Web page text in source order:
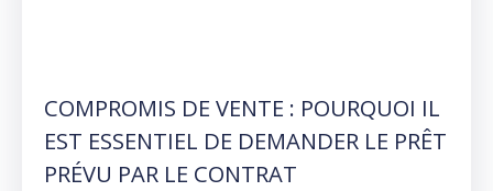
COMPROMIS DE VENTE : POURQUOI IL
EST ESSENTIEL DE DEMANDER LE PRÊT
PRÉVU PAR LE CONTRAT